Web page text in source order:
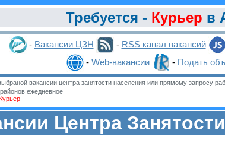
Требуется - Курьер в
- Вакансии ЦЗН - RSS канал вакансий
- Web-вакансии - Подать
вакансии центра занятости населения или прямому запросу
ежедневное
Центра Занятости